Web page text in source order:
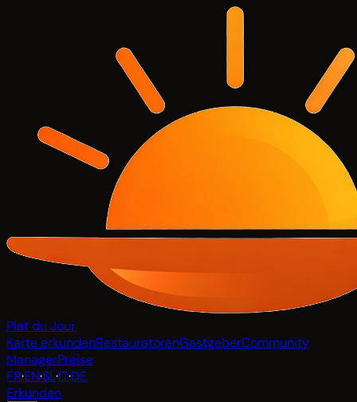
Plat du Jour
Karte erkundenRestauratorenGastgeberCommunity
ManagerPreise
FR·EN·SL·IT·DE
Erkunden